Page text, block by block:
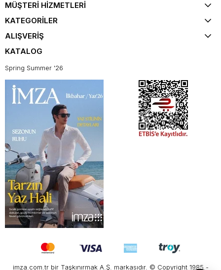
MÜŞTERİ HİZMETLERİ
KATEGORİLER
ALIŞVERİŞ
KATALOG
Spring Summer '26
imza.com.tr bir Taşkınırmak A.Ş. markasıdır. © Copyright 1985 -